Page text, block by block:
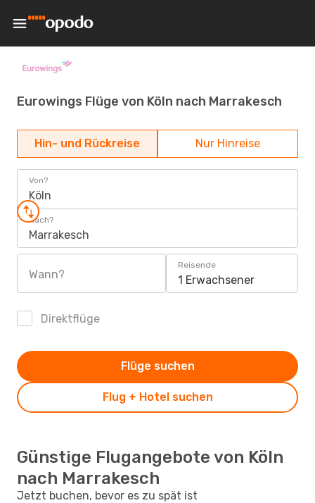
Eurowings Flüge von Köln nach Marrakesch
Hin- und Rückreise Nur Hinreise
Von?
Köln
Nach?
Marrakesch
Wann?
Reisende
1 Erwachsener
Direktflüge
Flug + Hotel suchen
Flüge suchen
Günstige Flugangebote von Köln
nach Marrakesch
Jetzt buchen, bevor es zu spät ist